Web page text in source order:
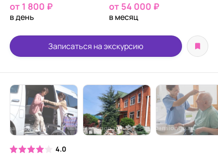
от 1 800 ₽
в день
от 54 000 ₽
в месяц
Записаться на экскурсию
4.0